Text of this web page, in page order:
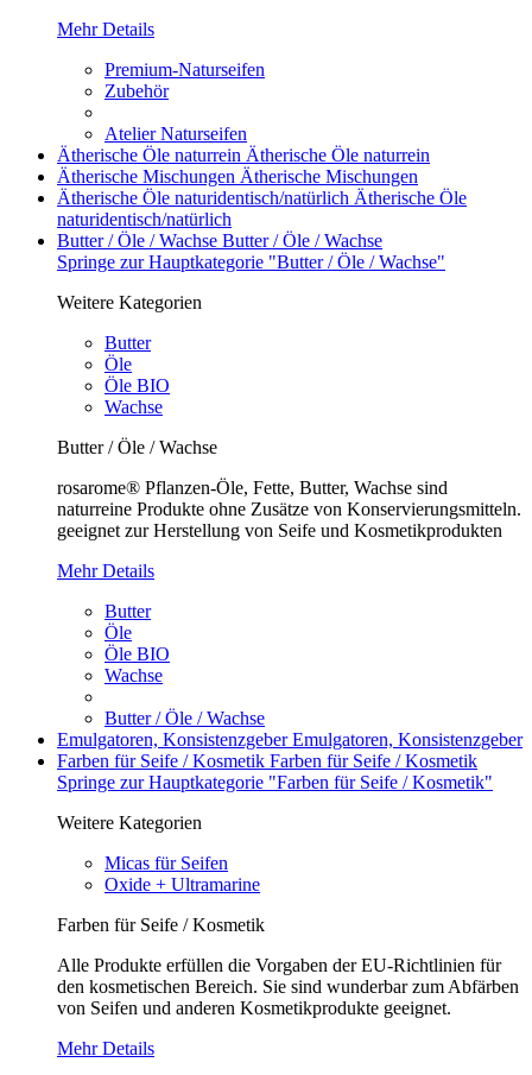
Mehr Details
Premium-Naturseifen
Zubehör
Atelier Naturseifen
Ätherische Öle naturrein Ätherische Öle naturrein
Ätherische Mischungen Ätherische Mischungen
Ätherische Öle naturidentisch/natürlich Ätherische Öle
naturidentisch/natürlich
Butter / Öle / Wachse Butter / Öle / Wachse
Springe zur Hauptkategorie "Butter / Öle / Wachse"
Weitere Kategorien
Butter
Öle
Öle BIO
Wachse
Butter / Öle / Wachse
rosarome® Pflanzen-Öle, Fette, Butter, Wachse sind
naturreine Produkte ohne Zusätze von Konservierungsmitteln.
geeignet zur Herstellung von Seife und Kosmetikprodukten
Mehr Details
Butter
Öle
Öle BIO
Wachse
Butter / Öle / Wachse
Emulgatoren, KonsistenzgeberEmulgatoren, Konsistenzgeber
Farben für Seife / Kosmetik Farben für Seife / Kosmetik
Springe zur Hauptkategorie "Farben für Seife / Kosmetik"
Weitere Kategorien
Micas für Seifen
Oxide + Ultramarine
Farben für Seife / Kosmetik
Alle Produkte erfüllen die Vorgaben der EU-Richtlinien für
den kosmetischen Bereich. Sie sind wunderbar zum Abfärben
von Seifen und anderen Kosmetikprodukte geeignet.
Mehr Details